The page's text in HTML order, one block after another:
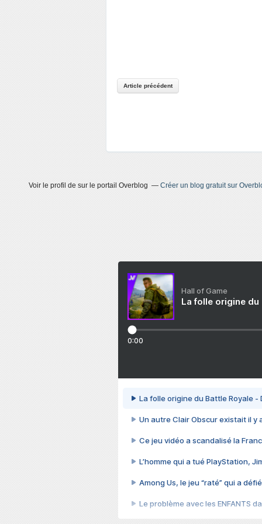
Article précédent
Voir le profil de sur le portail Overblog Créer un blog gratuit sur
Hall of Game
La folle origine
0:00
La folle origine du Battle Royale -
Un autre Clair Obscur existait il y
Ce jeu vidéo a scandalisé la
L’homme qui a tué PlayStation,
Among Us, le jeu “raté” qui a
Le problème avec les ENFANTS